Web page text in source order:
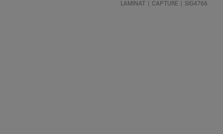
LAMINAT CAPTURE SIG4766